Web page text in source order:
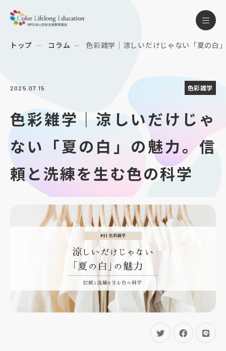
トップ コラム 色彩雑学｜涼しいだけじゃない「夏の白
2025.07.15 色彩雑学
色彩雑学｜涼しいだけじゃ
ない「夏の白」の魅力。信
頼と洗練を生む色の科学